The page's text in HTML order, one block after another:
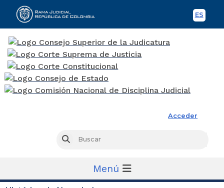
ES
Acceder
Buscar
Menú